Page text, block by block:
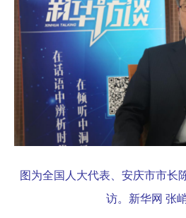
图为全国人大代表、安庆市市长
访。新华网 张